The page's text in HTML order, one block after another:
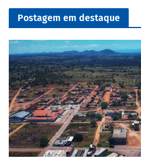
Postagem em destaque